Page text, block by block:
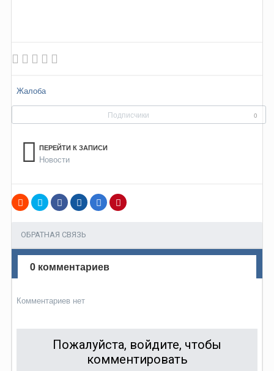
Жалоба
Подписчики 0
ПЕРЕЙТИ К ЗАПИСИ
Новости
ОБРАТНАЯ СВЯЗЬ
0 комментариев
Комментариев нет
Пожалуйста, войдите, чтобы
комментировать